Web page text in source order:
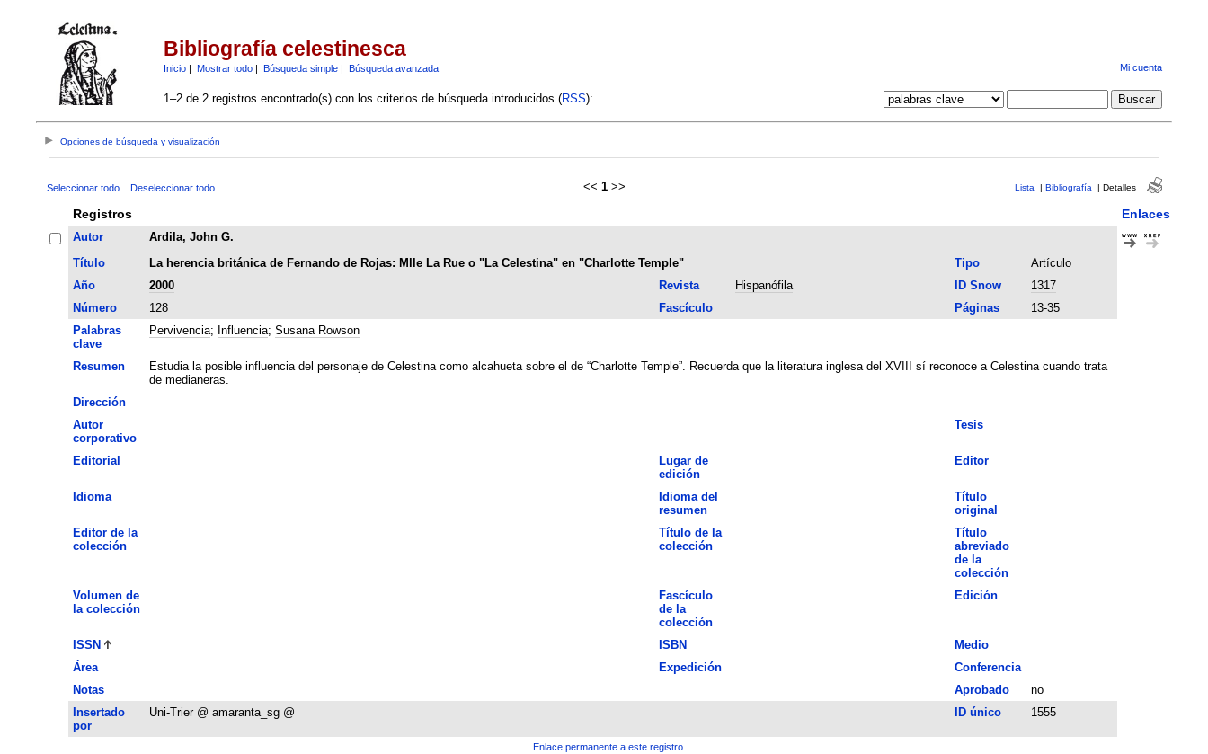
Bibliografía celestinesca
Inicio| Mostrar todo| Búsqueda simple| Búsqueda avanzada Mi cuenta
1–2 de 2 registros encontrado(s) con los criterios de búsqueda introducidos (RSS):
Opciones de búsqueda y visualización
Seleccionar todo Deseleccionar todo << 1 >> Lista | Bibliografía | Detalles
Registros Enlaces
Autor
Ardila, John G.
Título
La herencia británica de Fernando de Rojas: Mlle La Rue o "La Celestina" en "Charlotte Temple" Tipo
Artículo
Año
2000 Revista Hispanófila ID Snow
1317
Número
128 Fascículo Páginas
13-35
Palabras
clave
Pervivencia; Influencia; Susana Rowson
Resumen
Estudia la posible influencia del personaje de Celestina como alcahueta sobre el de “Charlotte Temple”. Recuerda que la literatura inglesa del XVIII sí reconoce a Celestina cuando trata
de medianeras.
Dirección
Autor
corporativo
Tesis
Editorial
Lugar de
edición
Editor
Idioma
Idioma del
resumen
Título
original
Editor de la
colección
Título de la
colección
Título
abreviado
de la
colección
Volumen de
la colección
Fascículo
de la
colección
Edición
ISSN ISBN
Medio
Área
Expedición
Conferencia
Notas
Aprobado
no
Insertado
por
Uni-Trier @ amaranta_sg @ ID único 1555
Enlace permanente a este registro